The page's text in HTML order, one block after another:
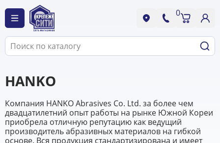
0
HANKO
Компания HANKO Abrasives Co. Ltd. за более чем
двадцатилетний опыт работы на рынке Южной Кореи
приобрела отличную репутацию как ведущий
производитель абразивных материалов на гибкой
основе. Вся продукция стандартизирована и имеет